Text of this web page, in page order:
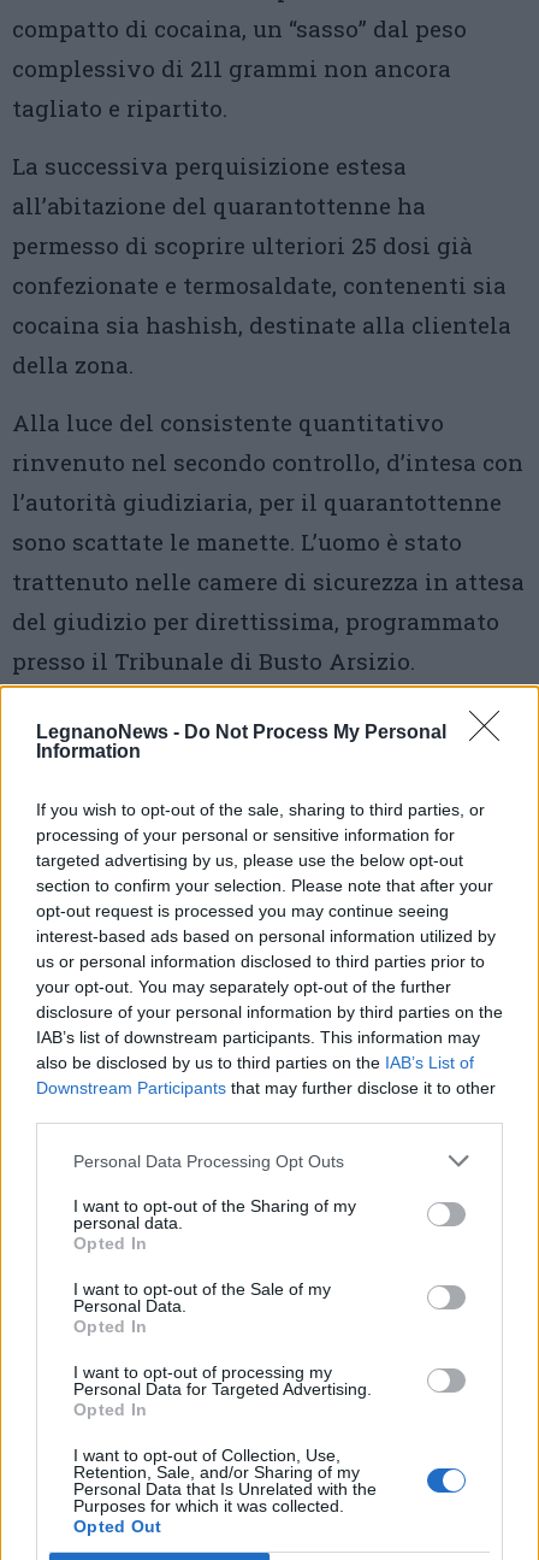
LegnanoNews - Do Not Process My Personal
Information
If you wish to opt-out of the sale, sharing to third parties, or
processing of your personal or sensitive information for
targeted advertising by us, please use the below opt-out
section to confirm your selection. Please note that after your
opt-out request is processed you may continue seeing
interest-based ads based on personal information utilized by
us or personal information disclosed to third parties prior to
your opt-out. You may separately opt-out of the further
disclosure of your personal information by third parties on the
IAB’s list of downstream participants. This information may
also be disclosed by us to third parties on the IAB’s List of
Downstream Participants that may further disclose it to other
Personal Data Processing Opt Outs
I want to opt-out of the Sharing of my
personal data.
Opted In
I want to opt-out of the Sale of my
Personal Data.
Opted In
I want to opt-out of processing my
Personal Data for Targeted Advertising.
Opted In
I want to opt-out of Collection, Use,
Retention, Sale, and/or Sharing of my
Personal Data that Is Unrelated with the
Purposes for which it was collected.
Opted Out
compatto di cocaina, un “sasso” dal peso
complessivo di 211 grammi non ancora
tagliato e ripartito.
La successiva perquisizione estesa
all’abitazione del quarantottenne ha
permesso di scoprire ulteriori 25 dosi già
confezionate e termosaldate, contenenti sia
cocaina sia hashish, destinate alla clientela
della zona.
Alla luce del consistente quantitativo
rinvenuto nel secondo controllo, d’intesa con
l’autorità giudiziaria, per il quarantottenne
sono scattate le manette. L’uomo è stato
trattenuto nelle camere di sicurezza in attesa
del giudizio per direttissima, programmato
presso il Tribunale di Busto Arsizio.
Via Confalonieri, 5
Castronno
Tutti gli eventi
diagosto
Redazione
info@legnanonews.com
Noi della redazione di LegnanoNews abbiamo a cuore
sempre in prima linea per informarvi in modo puntuale.
PIÙ INFORMAZIONI SU
LEGGI GLI ALTRI ARTICOLI DI
ALTRE NEWS
Selezioniamo per te
Il meglio di